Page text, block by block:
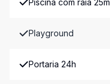
Piscina com raia 25m
Playground
Portaria 24h